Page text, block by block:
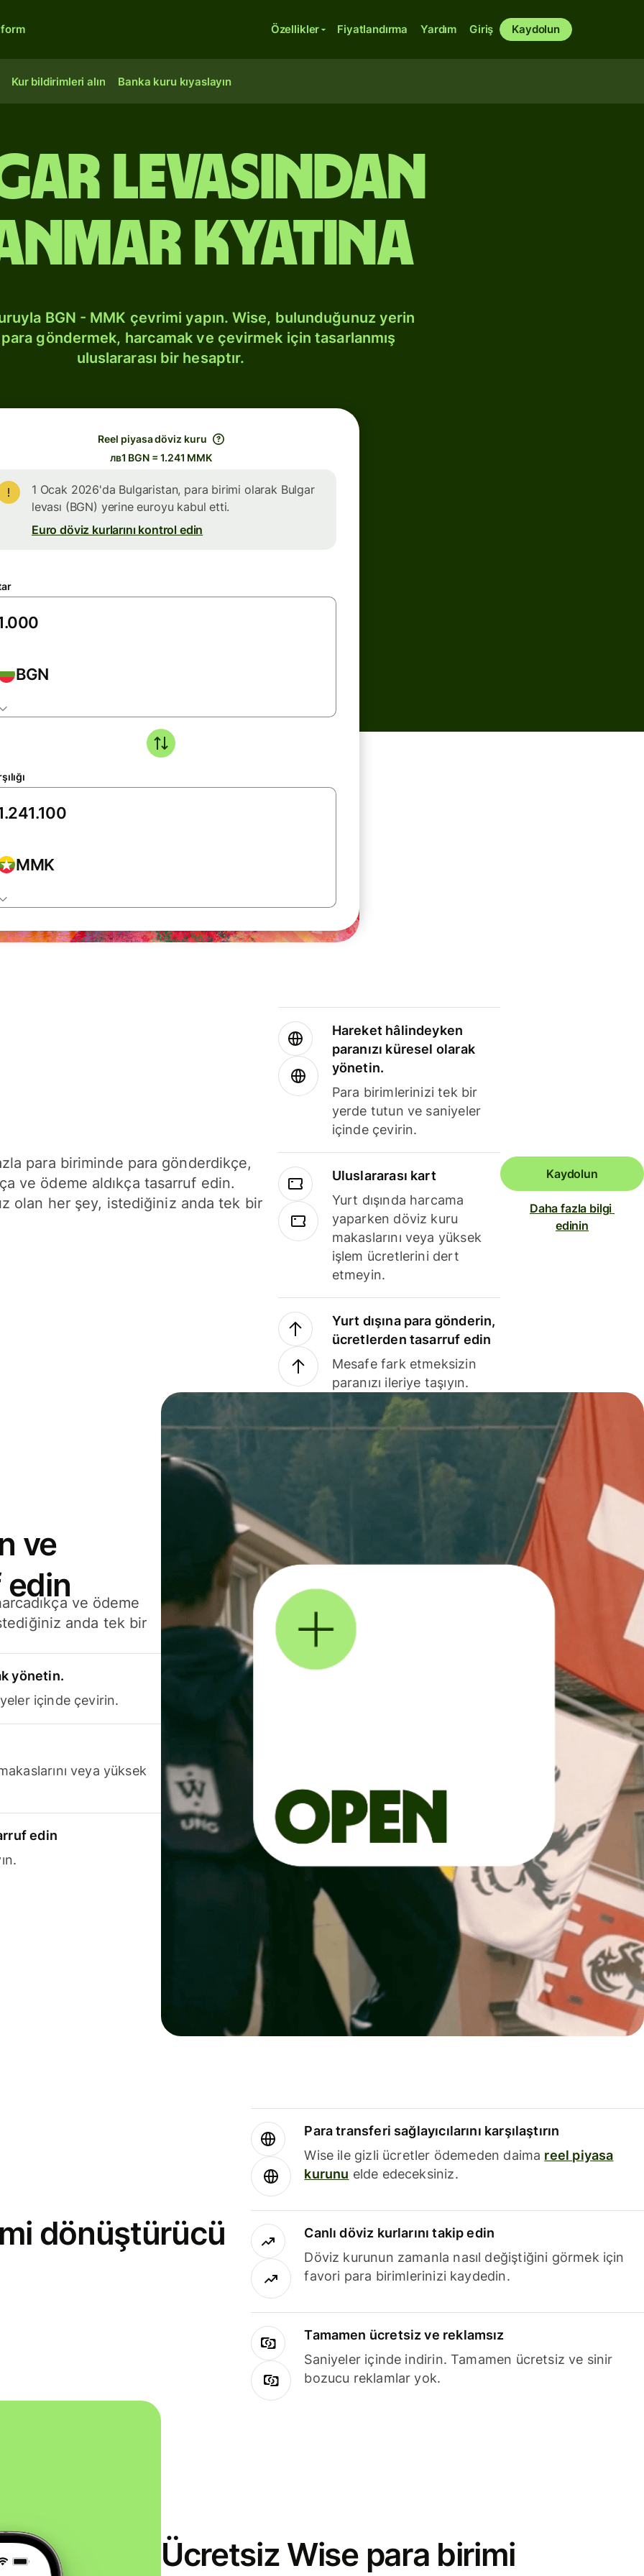
Özellikler Fiyatlandırma Yardım Giriş Kaydolun
Kur bildirimleri alın Banka kuru kıyaslayın
levasından
kyatına
BGN - MMK çevrimi yapın. Wise, bulunduğunuz yerin
göndermek, harcamak ve çevirmek için tasarlanmış
uluslararası bir hesaptır.
Reel piyasa döviz kuru
лв1 BGN = 1.241 MMK
1 Ocak 2026'da Bulgaristan, para birimi olarak Bulgar
levası (BGN) yerine euroyu kabul etti.
Euro döviz kurlarını kontrol edin
BGN
MMK
para biriminde para gönderdikçe,
ve ödeme aldıkça tasarruf edin.
olan her şey, istediğiniz anda tek bir
Hareket hâlindeyken
paranızı küresel olarak
yönetin.
Para birimlerinizi tek bir
yerde tutun ve saniyeler
içinde çevirin.
Uluslararası kart
Yurt dışında harcama
yaparken döviz kuru
makaslarını veya yüksek
işlem ücretlerini dert
etmeyin.
Yurt dışına para gönderin,
ücretlerden tasarruf edin
Mesafe fark etmeksizin
paranızı ileriye taşıyın.
Kaydolun
Daha fazla bilgi
edinin
ve
edinve ödeme
anda tek bir
yönetin.
içinde çevirin.
veya yüksek
edin
dönüştürücü
Para transferi sağlayıcılarını karşılaştırın
Wise ile gizli ücretler ödemeden daima reel piyasa
kurunu elde edeceksiniz.
Canlı döviz kurlarını takip edin
Döviz kurunun zamanla nasıl değiştiğini görmek için
favori para birimlerinizi kaydedin.
Tamamen ücretsiz ve reklamsız
Saniyeler içinde indirin. Tamamen ücretsiz ve sinir
bozucu reklamlar yok.
Ücretsiz Wise para birimi